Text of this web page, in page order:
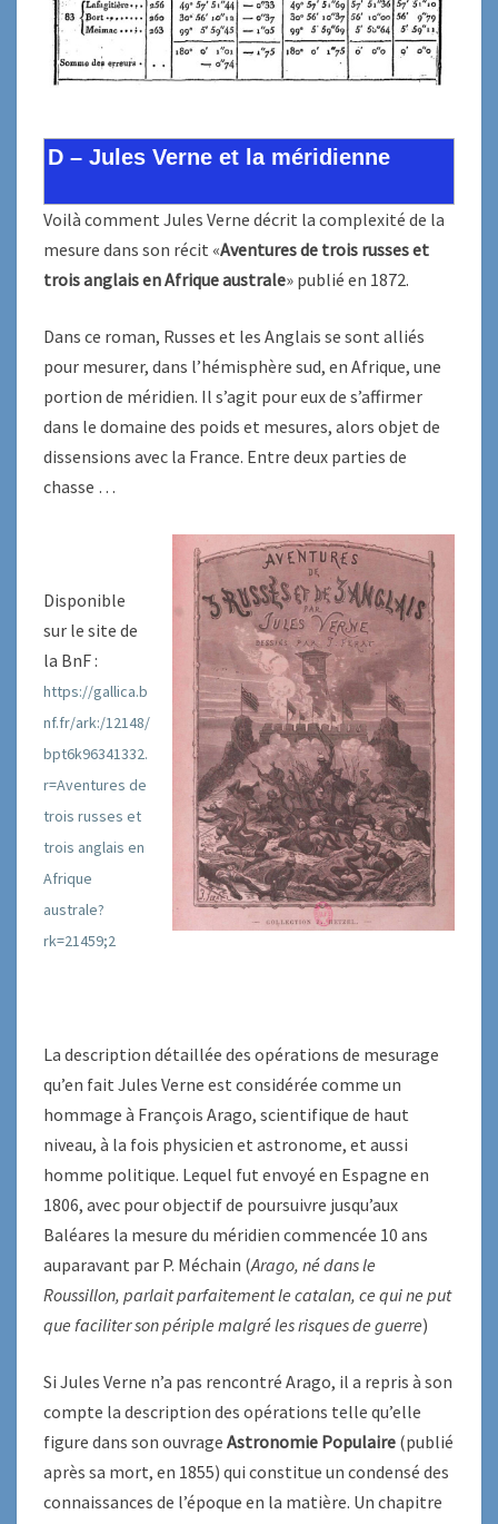
D – Jules Verne et la méridienne
Voilà comment Jules Verne décrit la complexité de la
mesure dans son récit «Aventures de trois russes et
trois anglais enAfrique australe» publié en 1872.
Dans ce roman, Russes et les Anglais se sont alliés
pour mesurer, dans l’hémisphère sud, en Afrique, une
portion de méridien. Il s’agit pour eux de s’affirmer
dans le domaine des poids et mesures, alors objet de
dissensions avec la France. Entre deux parties de
chasse …
Disponible
sur le site de
la BnF :
https://gallica.b
nf.fr/ark:/12148/
bpt6k96341332.
r=Aventures de
trois russes et
trois anglais en
Afrique
australe?
rk=21459;2
La description détaillée des opérations de mesurage
qu’en fait Jules Verne est considérée comme un
hommage à François Arago, scientifique de haut
niveau, à la fois physicien et astronome, et aussi
homme politique. Lequel fut envoyé en Espagne en
1806, avec pour objectif de poursuivre jusqu’aux
Baléares la mesure du méridien commencée 10 ans
auparavant par P. Méchain (Arago, né dans le
Roussillon, parlait parfaitementle catalan, ce qui ne put
que faciliter son périple malgré les risques de guerre)
Si Jules Verne n’a pas rencontré Arago, il a repris à son
compte la description des opérations telle qu’elle
figure dans son ouvrage Astronomie Populaire (publié
après sa mort, en 1855) qui constitue un condensé des
connaissances de l’époque en la matière. Un chapitre